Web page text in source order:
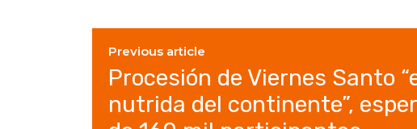
Previous article
Procesión de Viernes Santo
nutrida del continente”,